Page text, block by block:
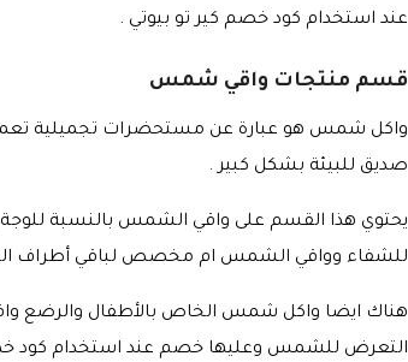
عند استخدام كود خصم كير تو بيوتي .
قسم منتجات واقي شمس
واكل شمس هو عبارة عن مستحضرات تجميلية
صديق للبيئة بشكل كبير .
يحتوي هذا القسم على واقي الشمس بالنسبة
للشفاء وواقي الشمس ام مخصص لباقي أطراف
هناك ايضا واكل شمس الخاص بالأطفال والرضع
التعرض للشمس وعليها خصم عند استخدام كود